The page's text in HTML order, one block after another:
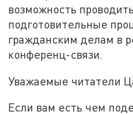
возможность
подготовительные
гражданским делам в
конференц-связи.
Уважаемые читатели
Если вам есть чем